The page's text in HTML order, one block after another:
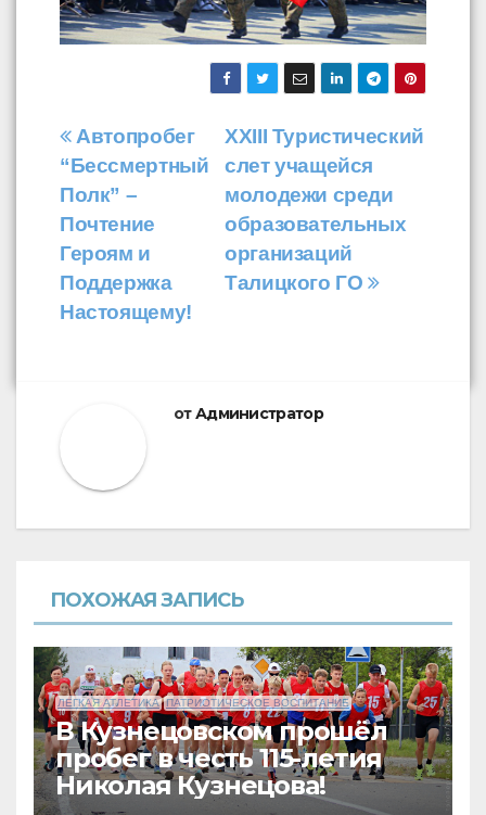
Навигация
по
записям
XXIII Туристический
слет учащейся
молодежи среди
образовательных
организаций
Талицкого ГО
Автопробег
“Бессмертный
Полк” –
Почтение
Героям и
Поддержка
Настоящему!
отАдминистратор
ПОХОЖАЯ ЗАПИСЬ
ЛЕГКАЯ АТЛЕТИКА ПАТРИОТИЧЕСКОЕ ВОСПИТАНИЕ
В Кузнецовском прошёл
пробег в честь 115-летия
Николая Кузнецова!